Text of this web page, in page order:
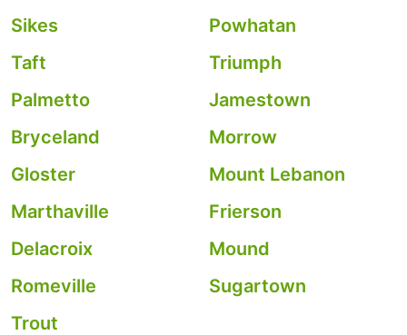
Sikes
Powhatan
Taft
Triumph
Palmetto
Jamestown
Bryceland
Morrow
Gloster
Mount Lebanon
Marthaville
Frierson
Delacroix
Mound
Romeville
Sugartown
Trout